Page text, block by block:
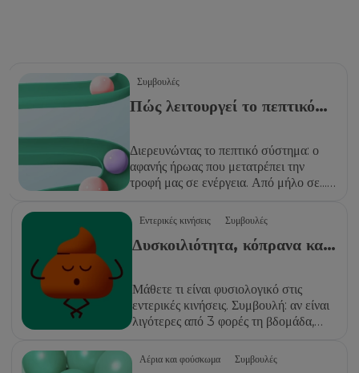
Συμβουλές
Πώς λειτουργεί το πεπτικό
Διερευνώντας το πεπτικό σύστημα: ο
αφανής ήρωας που μετατρέπει την
τροφή μας σε ενέργεια. Από μήλο σε...
Εντερικές κινήσεις Συμβουλές
Δυσκοιλιότητα, κόπρανα και
Μάθετε τι είναι φυσιολογικό στις
εντερικές κινήσεις. Συμβουλή: αν είναι
λιγότερες από 3 φορές τη βδομάδα,
Αέρια και φούσκωμα Συμβουλές